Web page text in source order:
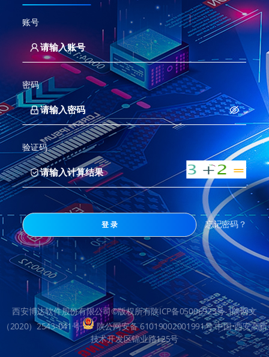
账号
密码
验证码
登 录 忘记密码？
西安博达软件股份有限公司©版权所有陕ICP备05006923号-1陕网文
（2020）2543-041号
陕公网安备 61019002001991号中国•西安高新
技术开发区锦业路125号